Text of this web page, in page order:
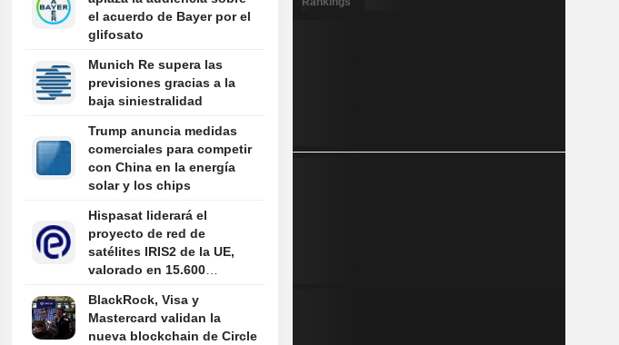
el acuerdo de Bayer por el
glifosato
Munich Re supera las
previsiones gracias a la
baja siniestralidad
Trump anuncia medidas
comerciales para competir
con China en la energía
solar y los chips
Hispasat liderará el
proyecto de red de
satélites IRIS2 de la UE,
valorado en 15.600
BlackRock, Visa y
Mastercard validan la
nueva blockchain de Circle